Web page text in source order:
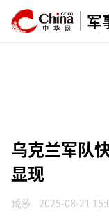
军
乌克兰军队
显现
臧莎 2025-08-21